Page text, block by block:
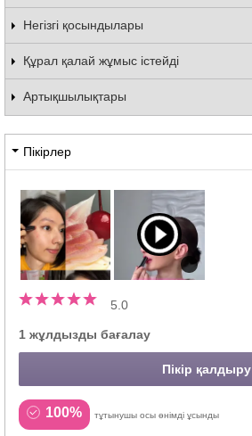
Негізгі қосындылары
Құрал қалай жұмыс істейді
Артықшылықтары
Пікірлер
5.0
1 жұлдызды бағалау
Пікір қалдыру
100% тұтынушы осы өнімді ұсынды